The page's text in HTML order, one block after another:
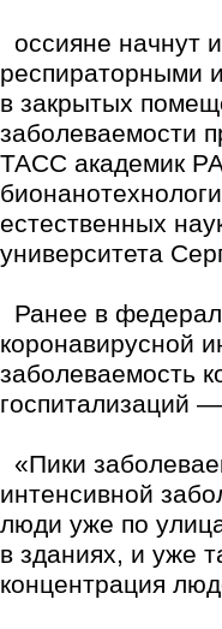
оссияне начнут
респираторными
в закрытых
заболеваемости
ТАСС академик
естественных
университета
Ранее в
коронавирусной
заболеваемость
госпитализаций
«Пики
интенсивной
люди уже по
в зданиях, и уже
концентрация